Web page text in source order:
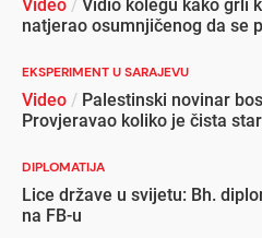
Video / Vidio kolegu kako grli
natjerao osumnjičenog da se
EKSPERIMENT U SARAJEVU
Video / Palestinski novinar
Provjeravao koliko je čista
DIPLOMATIJA
Lice države u svijetu: Bh.
na FB-u